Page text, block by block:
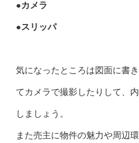
●カメラ
●スリッパ
気になったところは図面に書
てカメラで撮影したりして、
しましょう。
また売主に物件の魅力や周辺